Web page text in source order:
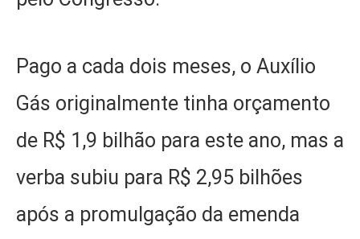
Pago a cada dois meses, o Auxílio
Gás originalmente tinha orçamento
de R$ 1,9 bilhão para este ano, mas a
verba subiu para R$ 2,95 bilhões
após a promulgação da emenda